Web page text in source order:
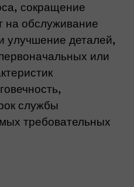
сокращение
на обслуживание
улучшение деталей,
или
службы
требовательных